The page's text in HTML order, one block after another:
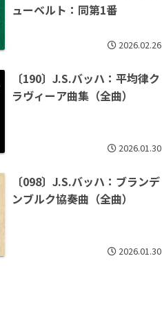
ューベルト：同第1番
2026.02.26
〔190〕J.S.バッハ：平均律ク
ラヴィーア曲集（全曲）
2026.01.30
〔098〕J.S.バッハ：ブランデ
ンブルク協奏曲（全曲）
2026.01.30